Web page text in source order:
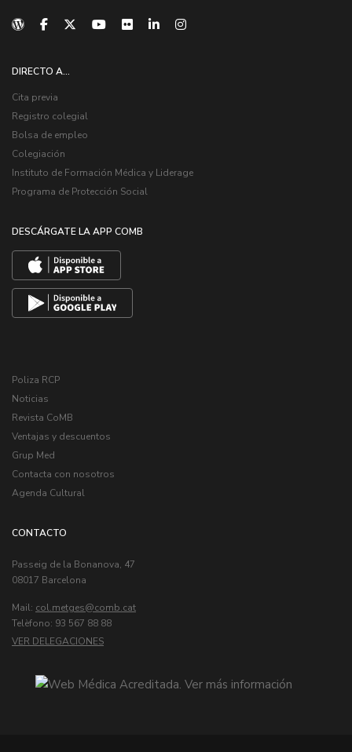
DIRECTO A...
Cita previa
Registro colegial
Bolsa de empleo
Colegiación
Instituto de Formación Médica y Liderage
Programa de Protección Social
DESCÁRGATE LA APP COMB
Poliza RCP
Noticias
Revista CoMB
Ventajas y descuentos
Grup Med
Contacta con nosotros
Agenda Cultural
CONTACTO
Passeig de la Bonanova, 47
08017 Barcelona
Mail: col.metges
Telèfono: 93 567 88 88
VER DELEGACIONES